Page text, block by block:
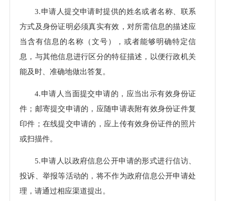
3.申请人提交申请时提供的姓名或者名称、联系
方式及身份证明必须真实有效，对所需信息的描述应
当含有信息的名称（文号），或者能够明确特定信
息，与其他信息进行区分的特征描述，以便行政机关
能及时、准确地做出答复。
4.申请人当面提交申请的，应当出示有效身份证
件；邮寄提交申请的，应随申请表附有效身份证件复
印件；在线提交申请的，应上传有效身份证件的照片
或扫描件。
5.申请人以政府信息公开申请的形式进行信访、
投诉、举报等活动的，将不作为政府信息公开申请处
理，请通过相应渠道提出。